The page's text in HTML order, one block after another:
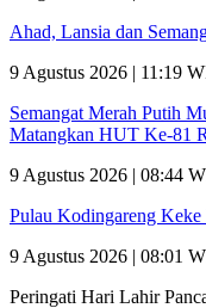
Ahad, Lansia dan
9 Agustus 2026 | 11:19
Semangat Merah Putih
Matangkan HUT Ke-81
9 Agustus 2026 | 08:44
Pulau Kodingareng Keke
9 Agustus 2026 | 08:01
Peringati Hari Lahir